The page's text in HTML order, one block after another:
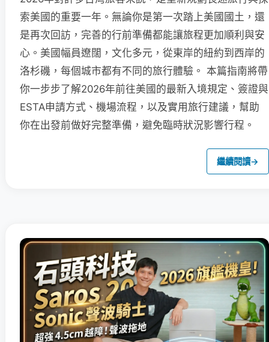
索美國的重要一年。無論你是第一次踏上美國國土，還
是再次回訪，完善的行前準備都能讓旅程更加順利與安
心。美國幅員遼闊，文化多元，從東岸的紐約到西岸的
洛杉磯，每個城市都有不同的旅行體驗。 本篇指南將帶
你一步步了解2026年前往美國的最新入境規定、簽證與
ESTA申請方式、機場流程，以及實用旅行建議，幫助
你在出發前做好完整準備，避免臨時狀況影響行程。
繼續閱讀→